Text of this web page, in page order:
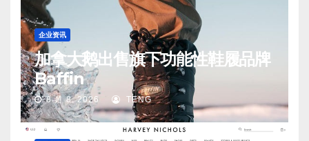
企业资讯
加拿大鹅出售旗下功能性鞋履品牌
Baffin
8 月 8, 2026 TENG